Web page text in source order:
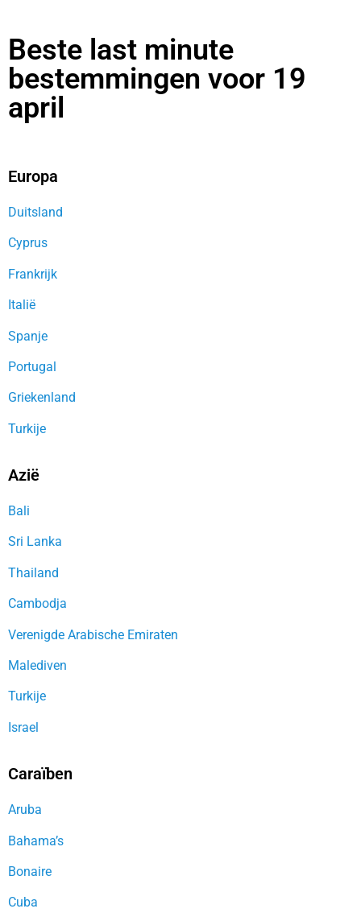
Beste last minute
bestemmingen voor 19
april
Europa
Duitsland
Cyprus
Frankrijk
Italië
Spanje
Portugal
Griekenland
Turkije
Azië
Bali
Sri Lanka
Thailand
Cambodja
Verenigde Arabische Emiraten
Malediven
Turkije
Israel
Caraïben
Aruba
Bahama’s
Bonaire
Cuba